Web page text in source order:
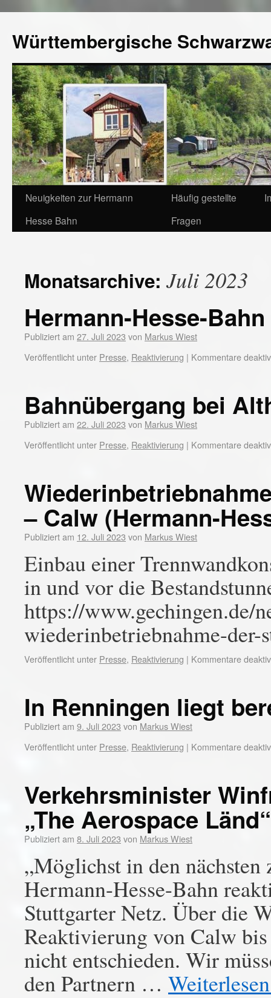
Württembergische
Neuigkeiten zur Hermann
Hesse Bahn
Häufig gestellte
Fragen
Monatsarchive: Juli 2023
Hermann-Hesse-Bahn
Publiziert am 27. Juli 2023 von Markus Wiest
Veröffentlicht unter Presse, Reaktivierung | Kommentare
Bahnübergang bei
Publiziert am 22. Juli 2023 von Markus Wiest
Veröffentlicht unter Presse, Reaktivierung | Kommentare
– Calw (Hermann-
Publiziert am 12. Juli 2023 von Markus Wiest
Einbau einer
in und vor die
https://www.gechingen.de/
wiederinbetriebnahme-
Veröffentlicht unter Presse, Reaktivierung | Kommentare
In Renningen liegt
Publiziert am 9. Juli 2023 von Markus Wiest
Veröffentlicht unter Presse, Reaktivierung | Kommentare
Verkehrsminister
„The Aerospace Länd“
Publiziert am 8. Juli 2023 von Markus Wiest
„Möglichst in den
Hermann-Hesse-Bahn
Stuttgarter Netz. Über die
Reaktivierung von Calw
nicht entschieden. Wir
den Partnern …